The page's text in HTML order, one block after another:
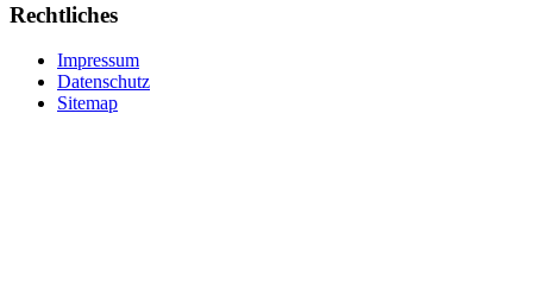
Rechtliches
Impressum
Datenschutz
Sitemap